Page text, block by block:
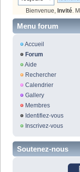
Bienvenue, Invité .
Menu forum
Accueil
Forum
Aide
Rechercher
Calendrier
Gallery
Membres
Identifiez-vous
Inscrivez-vous
Soutenez-nous